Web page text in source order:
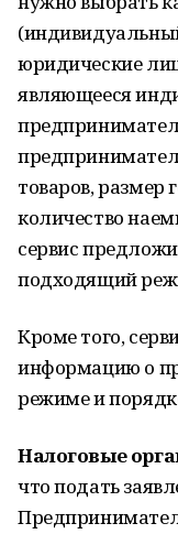
юридические
являющееся
товаров, размер
количество
сервис
подходящий
Кроме того,
информацию о
режиме и
Налоговые
что подать